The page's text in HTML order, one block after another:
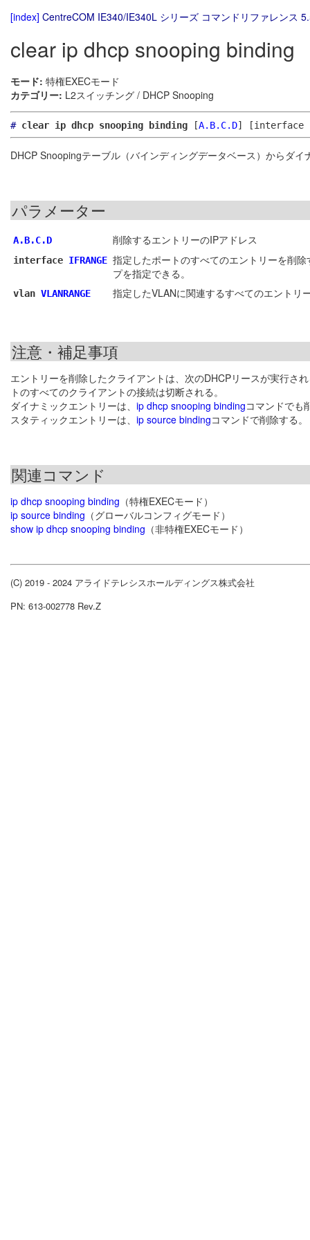
[index] CentreCOM IE340/IE340L シリーズ コマンドリファレンス
clear ip dhcp snooping binding
モード: 特権EXECモード
カテゴリー: L2スイッチング / DHCP Snooping
# clear ip dhcp snooping binding [A.B.C.D] [interface
DHCP Snoopingテーブル（バインディングデータベース）からダ
パラメーター
A.B.C.D 削除するエントリーのIPアドレス
interface IFRANGE 指定したポートのすべてのエントリーを削
プを指定できる。
vlan VLANRANGE 指定したVLANに関連するすべてのエントリ
注意・補足事項
エントリーを削除したクライアントは、次のDHCPリースが実行さ
トのすべてのクライアントの接続は切断される。
ダイナミックエントリーは、 ip dhcp snooping bindingコマンドでも
スタティックエントリーは、 ip source bindingコマンドで削除する。
関連コマンド
ip dhcp snooping binding （特権EXECモード）
ip source binding （グローバルコンフィグモード）
show ip dhcp snooping binding （非特権EXECモード）
(C) 2019 - 2024 アライドテレシスホールディングス株式会社
PN: 613-002778 Rev.Z